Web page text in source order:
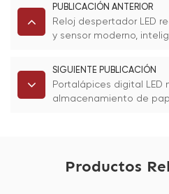
PUBLICACIÓN ANTERIOR
Reloj despertador LED
y sensor moderno,
SIGUIENTE PUBLICACIÓN
Portalápices digital LED
almacenamiento de
Productos